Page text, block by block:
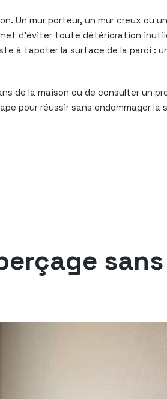
Un mur porteur, un mur creux ou
d’éviter toute détérioration
à tapoter la surface de la paroi :
de la maison ou de consulter un
pour réussir sans endommager la